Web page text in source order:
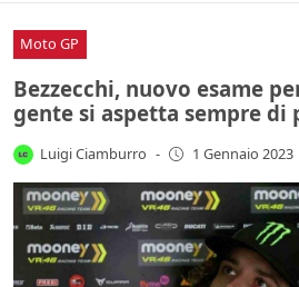
Moto GP
Bezzecchi, nuovo esame
gente si aspetta sempre di
Luigi Ciamburro - 1 Gennaio 2023